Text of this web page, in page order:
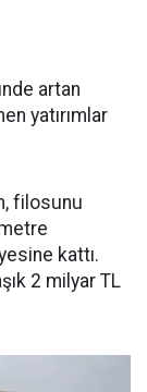
artan
yatırımlar
filosunu
kattı.
2 milyar TL